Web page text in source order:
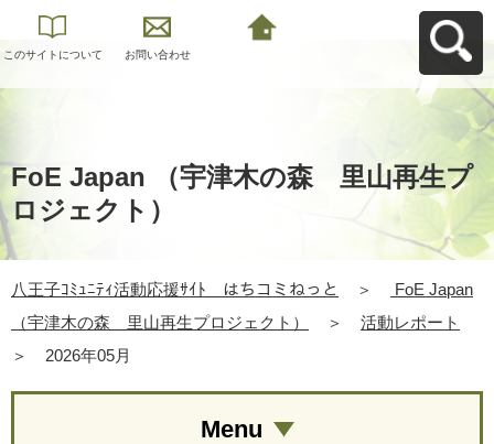
このサイトについて お問い合わせ
FoE Japan （宇津木の森 里山再生プ
ロジェクト）
八王子ｺﾐｭﾆﾃｨ活動応援ｻｲﾄ はちコミねっと ＞
FoE Japan
（宇津木の森 里山再生プロジェクト）
＞
活動レポート
＞
2026年05月
Menu